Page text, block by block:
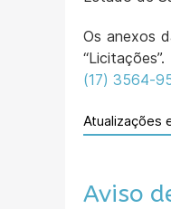
Os anexos
(17) 3564-
Atualizações
Aviso